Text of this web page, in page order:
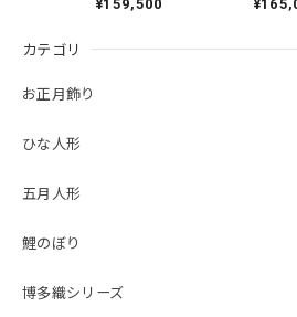
カテゴリ
お正月飾り
ひな人形
五月人形
鯉のぼり
博多織シリーズ
つぼみ雛をさがしていました。 どこ
しく、娘もとても気に入っています。
ネットの写真を見て購入しましたが
以上に良かったです。お顔やお着物
レミアム｜こだわり
名》兜飾り 8号純金
上巻【商品コード
50808-8510-1
0030】
¥159,500
レミアム｜こだわ
《商品名》兜飾